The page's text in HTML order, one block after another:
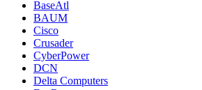
BaseAtl
BAUM
Cisco
Crusader
CyberPower
DCN
Delta Computers